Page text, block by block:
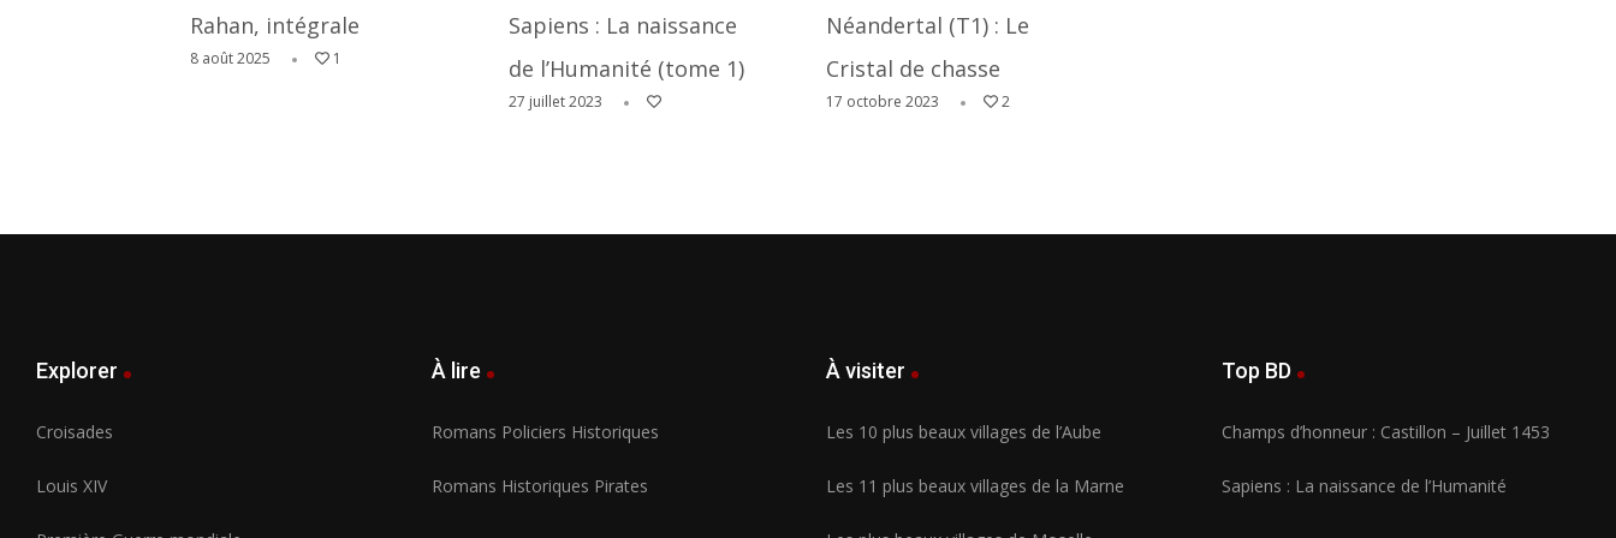
Rahan, intégrale
8 août 2025 1
Sapiens : La naissance
de l’Humanité (tome 1)
27 juillet 2023
Néandertal (T1) : Le
Cristal de chasse
17 octobre 2023 2
Explorer
Croisades
Louis XIV
À lire
Romans Policiers Historiques
Romans Historiques Pirates
À visiter
Les 10 plus beaux villages de l’Aube
Les 11 plus beaux villages de la Marne
Top BD
Champs d’honneur : Castillon – Juillet 1453
Sapiens : La naissance de l’Humanité